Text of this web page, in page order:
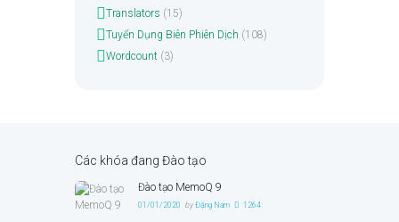
Translators (15)
Tuyển Dụng Biên Phiên Dịch (108)
Wordcount(3)
Các khóa đang Đào tạo
Đào tạo MemoQ 9
01/01/2020 byĐặng Nam 1264